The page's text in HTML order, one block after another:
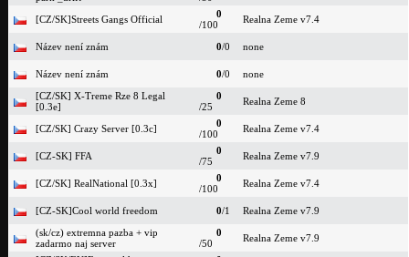
[CZ/SK]Streets Gangs Official
0
/100
Realna Zeme v7.4
Název není znám 0/0 none
Název není znám 0/0
none
[CZ/SK] X-Treme Rze 8 Legal
[0.3e]
0
/25
Realna Zeme 8
[CZ/SK] Crazy Server [0.3c]
0
/100
Realna Zeme v7.4
[CZ-SK] FFA
0
/75
Realna Zeme v7.9
[CZ/SK] RealNational [0.3x]
0
/100
Realna Zeme v7.4
[CZ-SK]Cool world freedom 0/1
Realna Zeme v7.9
(sk/cz) extremna pazba + vip
zadarmo naj server
0
/50
Realna Zeme v7.9